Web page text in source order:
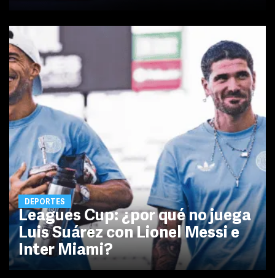
DEPORTES
Leagues Cup: ¿por qué no juega
Luis Suárez con Lionel Messi e
Inter Miami?